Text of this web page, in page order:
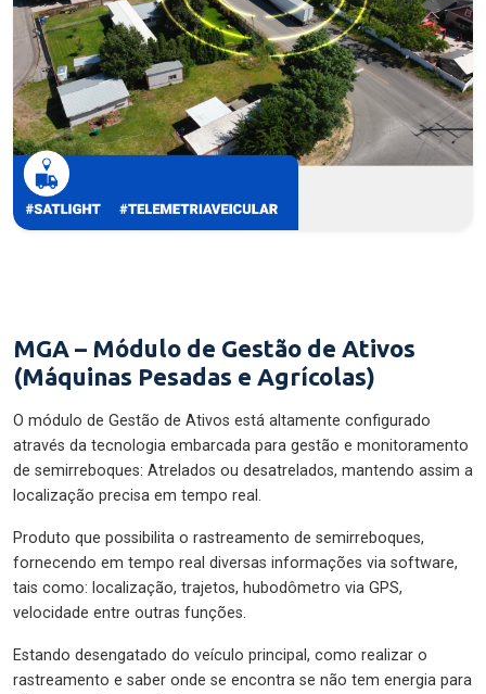
MGA – Módulo de Gestão de Ativos
(Máquinas Pesadas e Agrícolas)
O módulo de Gestão de Ativos está altamente configurado
através da tecnologia embarcada para gestão e monitoramento
de semirreboques: Atrelados ou desatrelados, mantendo assim a
localização precisa em tempo real.
Produto que possibilita o rastreamento de semirreboques,
fornecendo em tempo real diversas informações via software,
tais como: localização, trajetos, hubodômetro via GPS,
velocidade entre outras funções.
Estando desengatado do veículo principal, como realizar o
rastreamento e saber onde se encontra se não tem energia para